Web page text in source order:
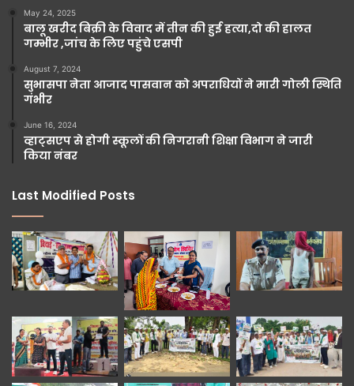
May 24, 2025
बालू खरीद बिक्री के विवाद में तीन की हुई हत्या,दो की हालत
गम्भीर ,जांच के लिए पहुंचे एसपी
August 7, 2024
सुभासपा नेता आजाद पासवान को अपराधियों ने मारी गोली स्थिति
गंभीर
June 16, 2024
व्हाट्सएप से होगी स्कूलों की निगरानी शिक्षा विभाग ने जारी
किया नंबर
Last Modified Posts